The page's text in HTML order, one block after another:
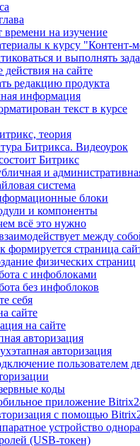
времени на изучение
к курсу "Контент-
и выполнять
на сайте
редакцию продукта
информация
текст в курсе
теория
Битрикса. Видеоурок
Битрикс
и
система
блоки
и компоненты
всё это нужно
между
формируется страница
физических страниц
с инфоблоками
без инфоблоков
себя
сайте
на сайте
авторизация
авторизация
пользователем
коды
приложение
с помощью
устройство
(USB-токен)